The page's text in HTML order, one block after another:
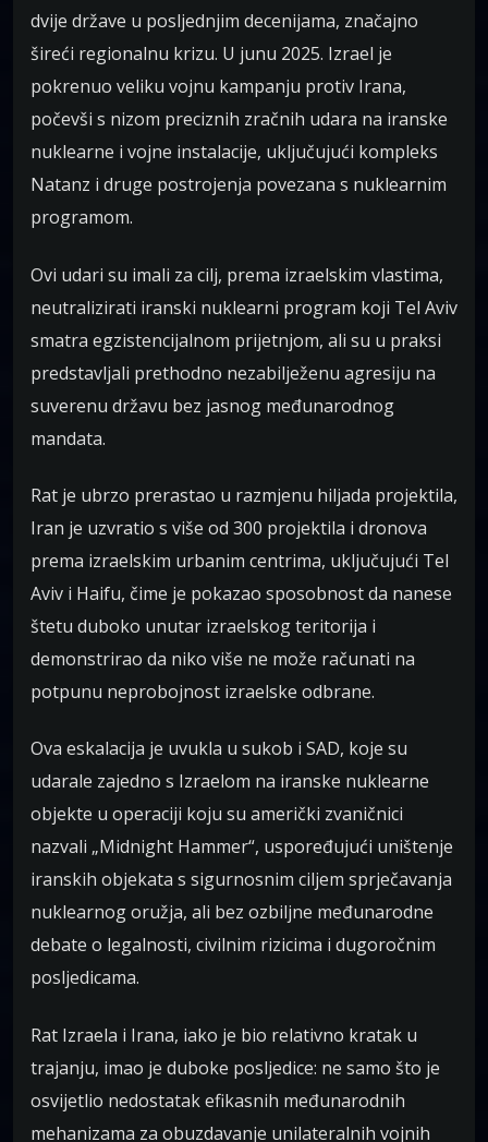
dvije države u posljednjim decenijama, značajno
šireći regionalnu krizu. U junu 2025. Izrael je
pokrenuo veliku vojnu kampanju protiv Irana,
počevši s nizom preciznih zračnih udara na iranske
nuklearne i vojne instalacije, uključujući kompleks
Natanz i druge postrojenja povezana s nuklearnim
programom.
Ovi udari su imali za cilj, prema izraelskim vlastima,
neutralizirati iranski nuklearni program koji Tel Aviv
smatra egzistencijalnom prijetnjom, ali su u praksi
predstavljali prethodno nezabilježenu agresiju na
suverenu državu bez jasnog međunarodnog
mandata.
Rat je ubrzo prerastao u razmjenu hiljada projektila,
Iran je uzvratio s više od 300 projektila i dronova
prema izraelskim urbanim centrima, uključujući Tel
Aviv i Haifu, čime je pokazao sposobnost da nanese
štetu duboko unutar izraelskog teritorija i
demonstrirao da niko više ne može računati na
potpunu neprobojnost izraelske odbrane.
Ova eskalacija je uvukla u sukob i SAD, koje su
udarale zajedno s Izraelom na iranske nuklearne
objekte u operaciji koju su američki zvaničnici
nazvali „Midnight Hammer“, uspoređujući uništenje
iranskih objekata s sigurnosnim ciljem sprječavanja
nuklearnog oružja, ali bez ozbiljne međunarodne
debate o legalnosti, civilnim rizicima i dugoročnim
posljedicama.
Rat Izraela i Irana, iako je bio relativno kratak u
trajanju, imao je duboke posljedice: ne samo što je
osvijetlio nedostatak efikasnih međunarodnih
mehanizama za obuzdavanje unilateralnih vojnih